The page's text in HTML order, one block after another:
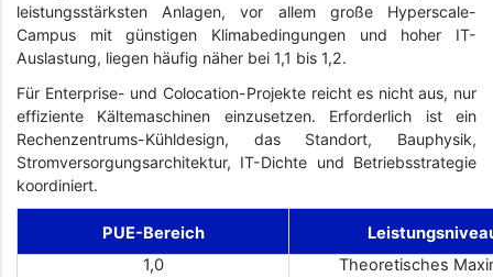
leistungsstärksten Anlagen, vor allem große Hyperscale-
Campus mit günstigen Klimabedingungen und hoher IT-
Auslastung, liegen häufig näher bei 1,1 bis 1,2.
Für Enterprise- und Colocation-Projekte reicht es nicht aus, nur
effiziente Kältemaschinen einzusetzen. Erforderlich ist ein
Rechenzentrums-Kühldesign, das Standort, Bauphysik,
Stromversorgungsarchitektur, IT-Dichte und Betriebsstrategie
koordiniert.
PUE-Bereich
1,0
Theoretisches